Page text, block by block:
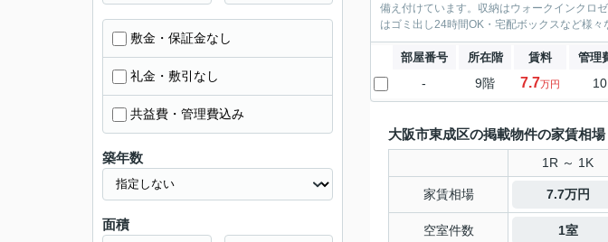
備え付けています。収納はウォークインクロ
はゴミ出し24時間OK・宅配ボックスなど様
部屋番号 所在階 賃料 管理
- 9階 7.7万円
大阪市東成区の掲載物件の家賃相場
1R ～ 1K
家賃相場 7.7万円
空室件数 1室
敷金・保証金なし
礼金・敷引なし
共益費・管理費込み
築年数
面積